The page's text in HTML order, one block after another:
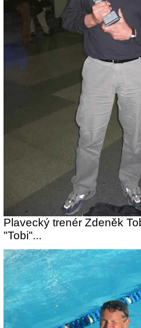
Plavecký trenér Zdeněk
"Tobi"...